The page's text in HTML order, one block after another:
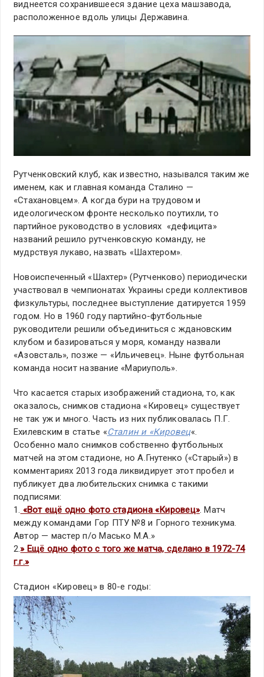
виднеется сохранившееся здание цеха машзавода,
расположенное вдоль улицы Державина.
Рутченковский клуб, как известно, назывался таким же
именем, как и главная команда Сталино —
«Стахановцем». А когда бури на трудовом и
идеологическом фронте несколько поутихли, то
партийное руководство в условиях «дефицита»
названий решило рутченковскую команду, не
мудрствуя лукаво, назвать «Шахтером».
Новоиспеченный «Шахтер» (Рутченково) периодически
участвовал в чемпионатах Украины среди коллективов
физкультуры, последнее выступление датируется 1959
годом. Но в 1960 году партийно-футбольные
руководители решили объединиться с ждановским
клубом и базироваться у моря, команду назвали
«Азовсталь», позже — «Ильичевец». Ныне футбольная
команда носит название «Мариуполь».
Что касается старых изображений стадиона, то, как
оказалось, снимков стадиона «Кировец» существует
не так уж и много. Часть из них публиковалась П.Г.
Ехилевским в статье «Сталин и «Кировец«.
Особенно мало снимков собственно футбольных
матчей на этом стадионе, но А.Гнутенко («Старый») в
комментариях 2013 года ликвидирует этот пробел и
публикует два любительских снимка с такими
подписями:
1. «Вот ещё одно фото стадиона «Кировец». Матч
между командами Гор ПТУ №8 и Горного техникума.
Автор — мастер п/о Масько М.А.»
2.» Ещё одно фото с того же матча, сделано в 1972-74
г.г.»
Стадион «Кировец» в 80-е годы: